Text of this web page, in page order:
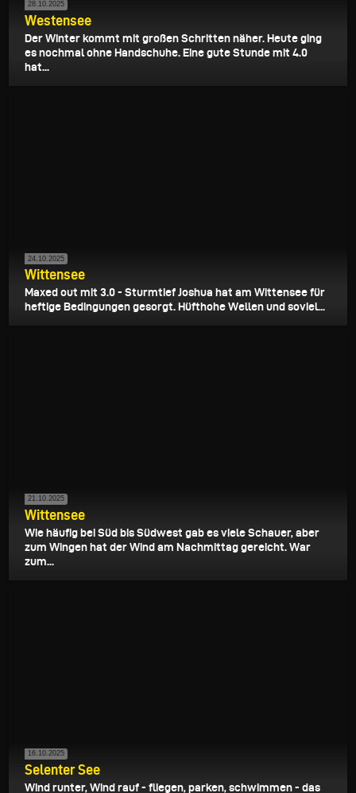
28.10.2025
Westensee
Der Winter kommt mit großen Schritten näher. Heute ging
es nochmal ohne Handschuhe. Eine gute Stunde mit 4.0
hat...
24.10.2025
Wittensee
Maxed out mit 3.0 - Sturmtief Joshua hat am Wittensee für
heftige Bedingungen gesorgt. Hüfthohe Wellen und soviel...
21.10.2025
Wittensee
Wie häufig bei Süd bis Südwest gab es viele Schauer, aber
zum Wingen hat der Wind am Nachmittag gereicht. War
zum...
16.10.2025
Selenter See
Wind runter, Wind rauf - fliegen, parken, schwimmen - das